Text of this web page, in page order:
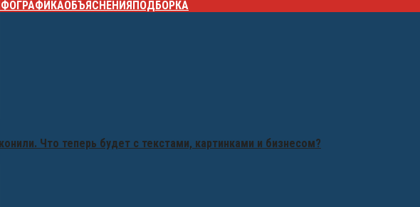
ОБЪЯСНЕНИЯПОДБОРКА
Что теперь будет с текстами, картинками и бизнесом?